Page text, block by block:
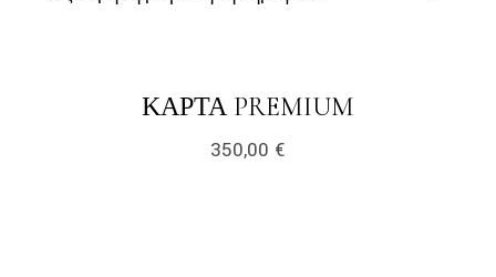
ΚΆΡΤΑ PREMIUMLINK
350,00 €